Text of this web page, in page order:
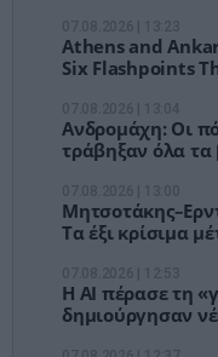
Athens and
Six Flashpoints
Ανδρομάχη: Οι
τράβηξαν όλα
Τα έξι κρίσιμα
Η ΑΙ πέρασε τη
δημιούργησαν